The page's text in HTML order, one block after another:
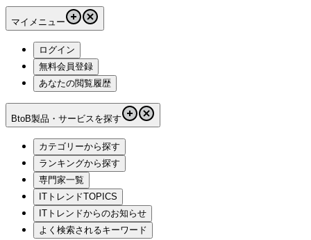
マイメニュー
ログイン
無料会員登録
あなたの閲覧履歴
BtoB製品・サービスを探す
カテゴリーから探す
ランキングから探す
専門家一覧
ITトレンドTOPICS
ITトレンドからのお知らせ
よく検索されるキーワード